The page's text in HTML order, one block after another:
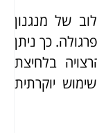
של מנגנון
כך ניתן
בלחיצת
יוקרתית